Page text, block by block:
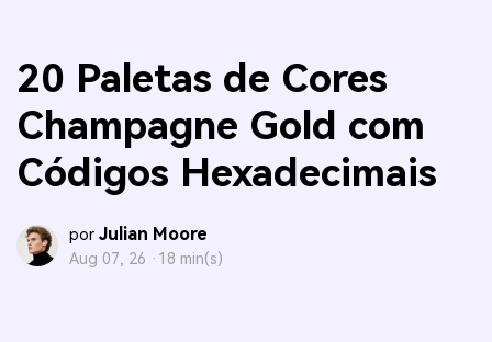
20 Paletas de Cores
Champagne Gold com
Códigos Hexadecimais
por Julian Moore
Aug 07, 26 · 18 min(s)